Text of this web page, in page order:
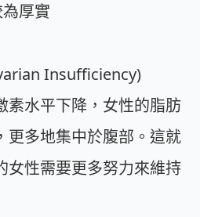
厚實
Insufficiency)
素水平下降，女性的脂肪
更多地集中於腹部。這就
女性需要更多努力來維持